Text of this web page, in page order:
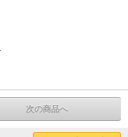
次の商品へ